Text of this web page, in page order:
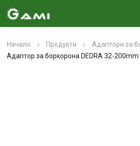
Начало Продукти
Адаптори за
Адаптор за боркорона DEDRA 32-200mm